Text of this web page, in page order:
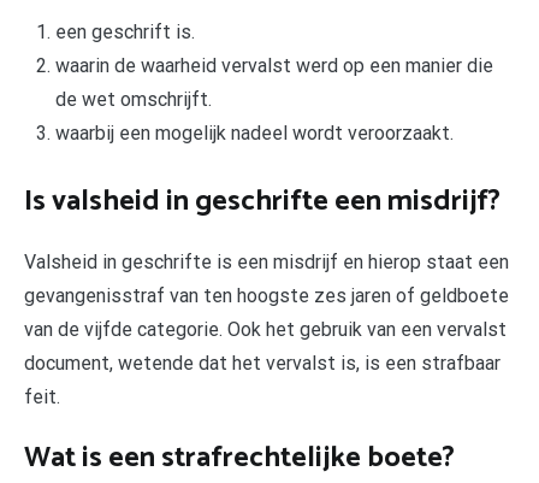
een geschrift is.
waarin de waarheid vervalst werd op een manier die
de wet omschrijft.
waarbij een mogelijk nadeel wordt veroorzaakt.
Is valsheid in geschrifte een misdrijf?
Valsheid in geschrifte is een misdrijf en hierop staat een
gevangenisstraf van ten hoogste zes jaren of geldboete
van de vijfde categorie. Ook het gebruik van een vervalst
document, wetende dat het vervalst is, is een strafbaar
feit.
Wat is een strafrechtelijke boete?